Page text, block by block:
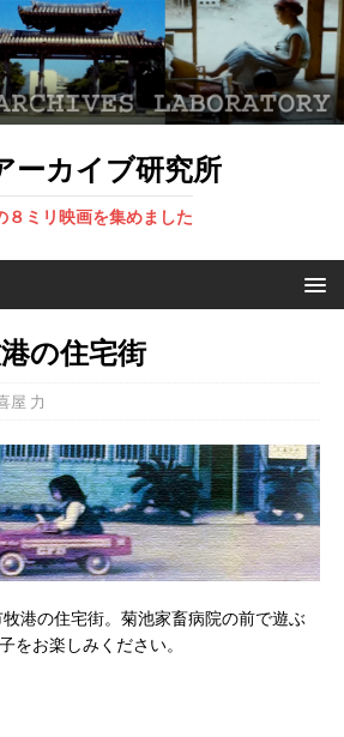
ーカイブ研究所
８ミリ映画を集めました
港の住宅街
屋 力
港の住宅街。菊池家畜病院の前で遊ぶ
をお楽しみください。